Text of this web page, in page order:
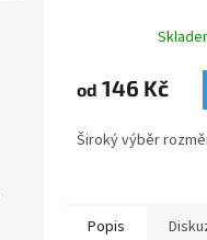
od 146 Kč
Široký výběr
Popis